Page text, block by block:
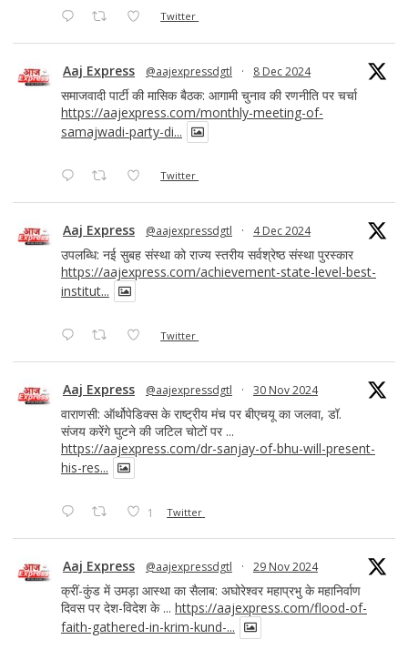
Twitter
Aaj Express @aajexpressdgtl · 8 Dec 2024
समाजवादी पार्टी की मासिक बैठक: आगामी चुनाव की रणनीति पर चर्चा
https://aajexpress.com/monthly-meeting-of-
samajwadi-party-di...
Twitter
Aaj Express @aajexpressdgtl · 4 Dec 2024
उपलब्धि: नई सुबह संस्था को राज्य स्तरीय सर्वश्रेष्ठ संस्था पुरस्कार
https://aajexpress.com/achievement-state-level-best-
institut...
Twitter
Aaj Express @aajexpressdgtl · 30 Nov 2024
वाराणसी: ऑर्थोपेडिक्स के राष्ट्रीय मंच पर बीएचयू का जलवा, डॉ.
संजय करेंगे घुटने की जटिल चोटों पर ...
https://aajexpress.com/dr-sanjay-of-bhu-will-present-
his-res...
1 Twitter
Aaj Express @aajexpressdgtl · 29 Nov 2024
क्रीं-कुंड में उमड़ा आस्था का सैलाब: अघोरेश्वर महाप्रभु के महानिर्वाण
दिवस पर देश-विदेश के ... https://aajexpress.com/flood-of-
faith-gathered-in-krim-kund-...